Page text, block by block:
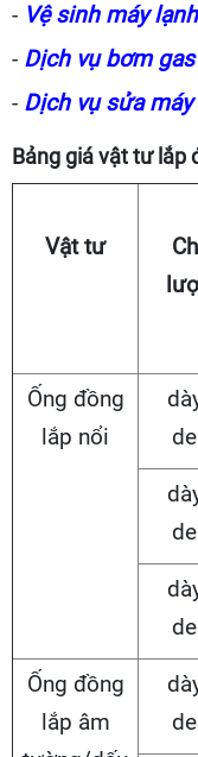
- Vệ sinh máy
- Dịch vụ bơm
- Dịch vụ sửa
Bảng giá vật tư lắp
Vật tư
Ống đồng
lắp nổi
Ống đồng
lắp âm